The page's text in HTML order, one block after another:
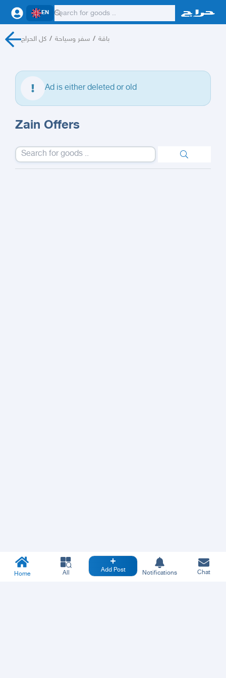
EN
كل الحراج / سفر وسياحة / باقة
Ad is either deleted or old
Zain Offers
Home All Add Post Notifications Chat